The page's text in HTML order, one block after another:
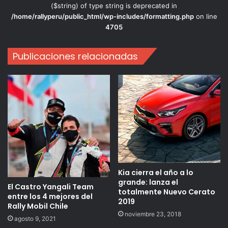
($string) of type string is deprecated in
/home/rallyperu/public_html/wp-includes/formatting.phpon line
4705
Publicaciones relacionadas
El Castro Yangali Team
entre los 4 mejores del
Rally Mobil Chile
agosto 9, 2021
Kia cierra el año a lo
grande: lanza el
totalmente Nuevo Cerato
2019
noviembre 23, 2018